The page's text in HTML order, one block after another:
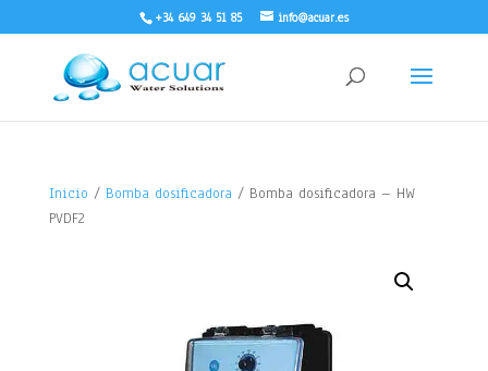
+34 649 34 51 85 info@acuar.es
Inicio / Bomba dosificadora / Bomba dosificadora – HW
PVDF2